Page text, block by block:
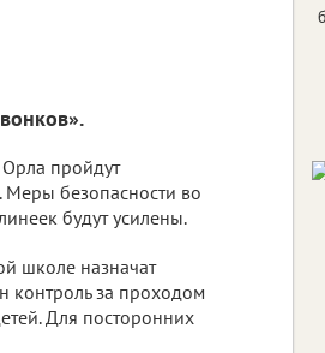
пройдут
безопасности во
будут усилены.
школе назначат
контроль за проходом
Для посторонних